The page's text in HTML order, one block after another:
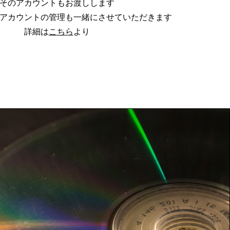
のアカウントもお渡しします
カウントの管理も一緒にさせていただきます
詳細はこちらより​